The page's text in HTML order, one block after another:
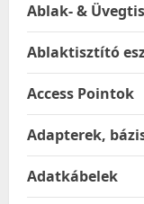
Ablak- &
Ablaktisztító
Access Pointok
Adapterek,
Adatkábelek